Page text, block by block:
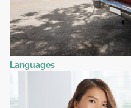
Languages